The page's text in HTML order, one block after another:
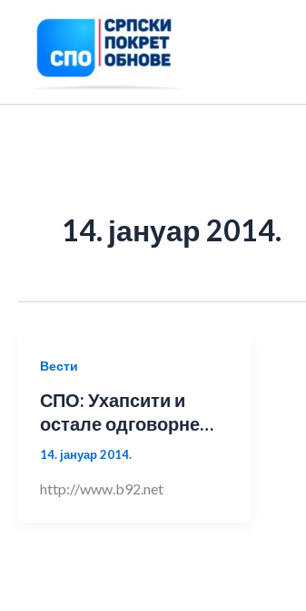
садржај
14. јануар 2014.
Вести
СПО: Ухапсити и
остале одговорне…
14. јануар 2014.
http://www.b92.net